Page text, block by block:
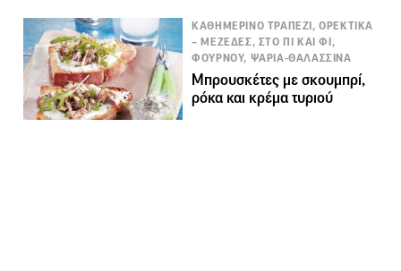
ΚΑΘΗΜΕΡΙΝΟ ΤΡΑΠΕΖΙ, ΟΡΕΚΤΙΚΑ
– ΜΕΖΕΔΕΣ, ΣΤΟ ΠΙ ΚΑΙ ΦΙ,
ΦΟΥΡΝΟΥ, ΨΑΡΙΑ-ΘΑΛΑΣΣΙΝΑ
Μπρουσκέτες με σκουμπρί,
ρόκα και κρέμα τυριού